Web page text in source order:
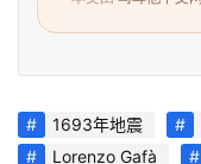
1693年地震
Lorenzo Gafà